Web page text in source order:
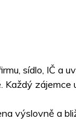
sídlo, IČ a
Každý
výslovně a